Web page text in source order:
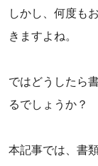
しかし、何度も
きますよね。
ではどうしたら
るでしょうか？
本記事では、書